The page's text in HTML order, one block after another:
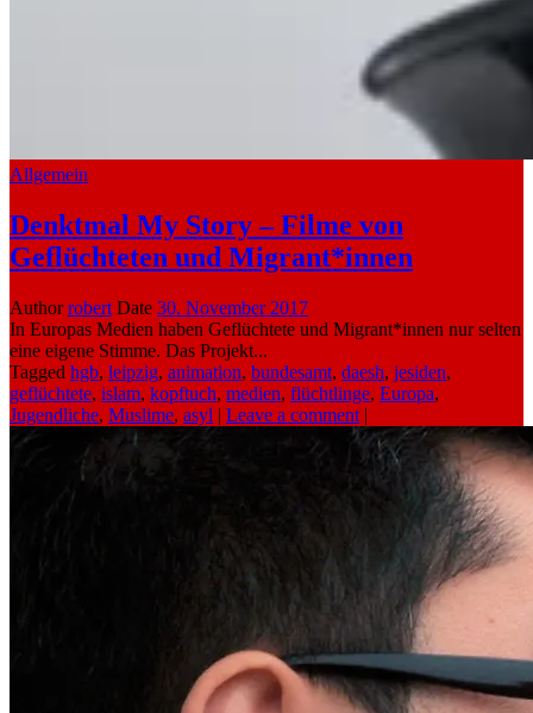
Allgemein
Denktmal My Story – Filme von
Geflüchteten und Migrant*innen
Authorrobert Date 30. November 2017
In Europas Medien haben Geflüchtete und Migrant*innen nur selten
eine eigene Stimme. Das Projekt...
Tagged hgb, leipzig, animation, bundesamt, daesh, jesiden,
geflüchtete, islam, kopftuch, medien, flüchtlinge, Europa,
Jugendliche, Muslime, asyl | Leave a comment |